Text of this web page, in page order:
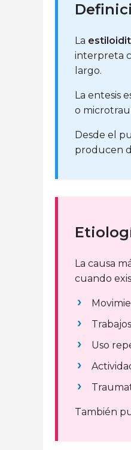
La
interpreta
largo.
La entesis
o
Desde el
producen
La causa
cuando
Uso
También